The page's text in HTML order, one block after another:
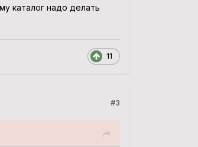
каталог надо делать
11
#3